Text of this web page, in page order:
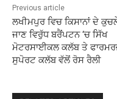
Previous article
ਲਖੀਮਪੁਰ ਵਿਚ ਕਿਸਾਨਾਂ ਦੇ
ਜਾਣ ਵਿਰੁੱਧ ਬਰੈਂਪਟਨ ‘ਚ ਸਿੱਖ
ਮੋਟਰਸਾਈਕਲ ਕਲੱਬ ਤੇ
ਸੁਪੋਰਟ ਕਲੱਬ ਵੱਲੋਂ ਰੋਸ ਰੈਲੀ